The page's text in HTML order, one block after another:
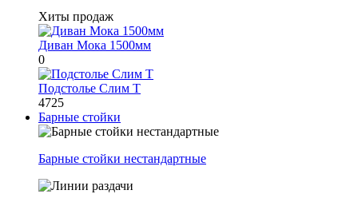
Хиты продаж
Диван Мока 1500мм
0
Подстолье Слим Т
4725
Барные стойки
Барные стойки нестандартные